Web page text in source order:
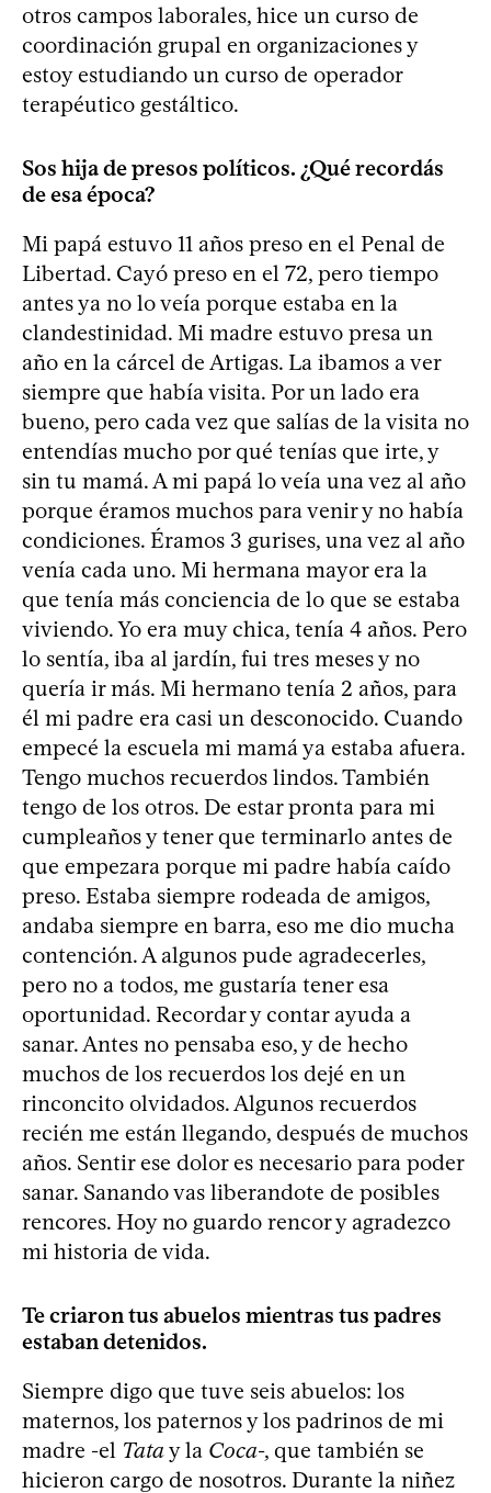
otros campos laborales, hice un curso de
coordinación grupal en organizaciones y
estoy estudiando un curso de operador
terapéutico gestáltico.
Sos hija de presos políticos. ¿Qué recordás
de esa época?
Mi papá estuvo 11 años preso en el Penal de
Libertad. Cayó preso en el 72, pero tiempo
antes ya no lo veía porque estaba en la
clandestinidad. Mi madre estuvo presa un
año en la cárcel de Artigas. La ibamos a ver
siempre que había visita. Por un lado era
bueno, pero cada vez que salías de la visita no
entendías mucho por qué tenías que irte, y
sin tu mamá. A mi papá lo veía una vez al año
porque éramos muchos para venir y no había
condiciones. Éramos 3 gurises, una vez al año
venía cada uno. Mi hermana mayor era la
que tenía más conciencia de lo que se estaba
viviendo. Yo era muy chica, tenía 4 años. Pero
lo sentía, iba al jardín, fui tres meses y no
quería ir más. Mi hermano tenía 2 años, para
él mi padre era casi un desconocido. Cuando
empecé la escuela mi mamá ya estaba afuera.
Tengo muchos recuerdos lindos. También
tengo de los otros. De estar pronta para mi
cumpleaños y tener que terminarlo antes de
que empezara porque mi padre había caído
preso. Estaba siempre rodeada de amigos,
andaba siempre en barra, eso me dio mucha
contención. A algunos pude agradecerles,
pero no a todos, me gustaría tener esa
oportunidad. Recordar y contar ayuda a
sanar. Antes no pensaba eso, y de hecho
muchos de los recuerdos los dejé en un
rinconcito olvidados. Algunos recuerdos
recién me están llegando, después de muchos
años. Sentir ese dolor es necesario para poder
sanar. Sanando vas liberandote de posibles
rencores. Hoy no guardo rencor y agradezco
mi historia de vida.
Te criaron tus abuelos mientras tus padres
estaban detenidos.
Siempre digo que tuve seis abuelos: los
maternos, los paternos y los padrinos de mi
madre -el Tatay la Coca-, que también se
hicieron cargo de nosotros. Durante la niñez